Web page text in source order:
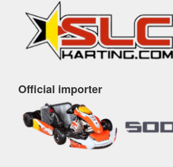
Official importer